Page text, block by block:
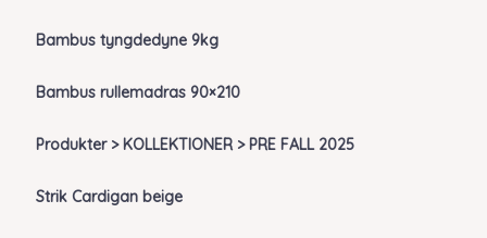
Bambus tyngdedyne 9kg
Bambus rullemadras 90×210
Produkter > KOLLEKTIONER > PRE FALL 2025
Strik Cardigan beige